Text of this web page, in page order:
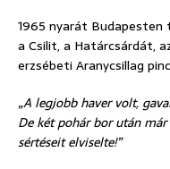
1965 nyarát
a Csilit, a Határcsárdát,
erzsébeti Aranycsillag
„A legjobb haver volt,
De két pohár bor után
sértéseit elviselte!”